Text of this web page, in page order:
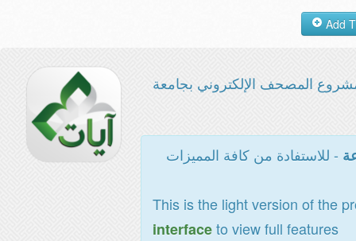
المصحف الإلكتروني بجامعة
- للاستفادة من كافة المميزات
This is the light version of the
interfaceto view full features